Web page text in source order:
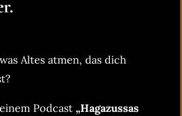
Altes atmen, das dich
Podcast „Hagazussas